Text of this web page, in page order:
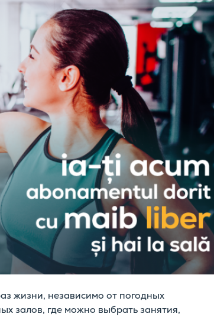
жизни, независимо от погодных
залов, где можно выбрать занятия,